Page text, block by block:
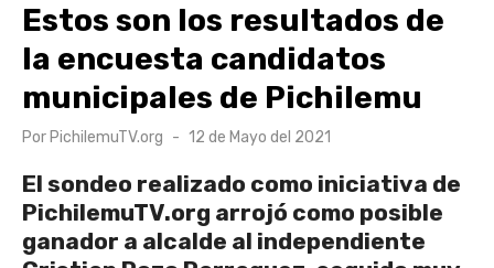
conexión a internet más rápida del mundo
Estos son los resultados de
la encuesta candidatos
municipales de Pichilemu
Por PichilemuTV.org
Publicado
12 de Mayo del 2021
El sondeo realizado como iniciativa de
PichilemuTV.org arrojó como posible
ganador a alcalde al independiente